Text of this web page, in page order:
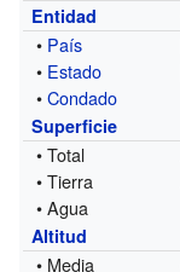
Entidad
• País
• Estado
•Condado
Superficie
• Total
• Tierra
• Agua
Altitud
• Media